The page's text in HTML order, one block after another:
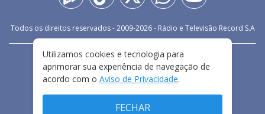
Todos os direitos reservados - 2009-2026- Rádio e Televisão Record S.A
FALE CONOSCO
PRIVACIDADE
TERMOS E CONDIÇÕES DE USO
Utilizamos cookies e tecnologia para
aprimorar sua experiência de navegação de
acordo com o Aviso de Privacidade.
FECHAR